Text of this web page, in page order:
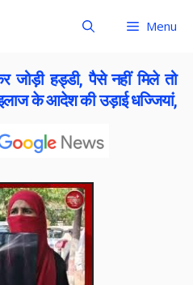
Menu
जोड़ी हड्डी, पैसे नहीं मिले तो
के आदेश की उड़ाई धज्जियां,